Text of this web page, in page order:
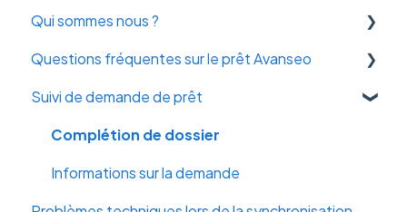
Qui sommes nous ?
Avanseo
Questions fréquentes sur le prêt Avanseo
Vie du prêt
Prêt Avanseo
En cas de refus
Suivi de demande de prêt
Complétion de dossier
Informations sur la demande